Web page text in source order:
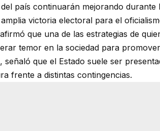
país continuarán mejorando
victoria electoral para el
que una de las estrategias de
temor en la sociedad para
señaló que el Estado suele ser
frente a distintas contingencias.